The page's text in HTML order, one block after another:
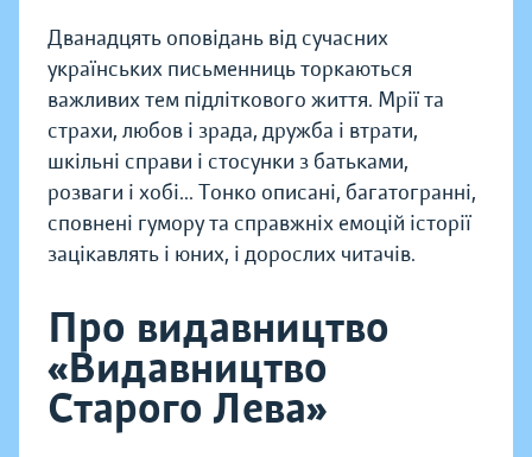
Дванадцять оповідань від сучасних
українських письменниць торкаються
важливих тем підліткового життя. Мрії та
страхи, любов і зрада, дружба і втрати,
шкільні справи і стосунки з батьками,
розваги і хобі... Тонко описані, багатогранні,
сповнені гумору та справжніх емоцій історії
зацікавлять і юних, і дорослих читачів.
Про видавництво
«Видавництво
Старого Лева»